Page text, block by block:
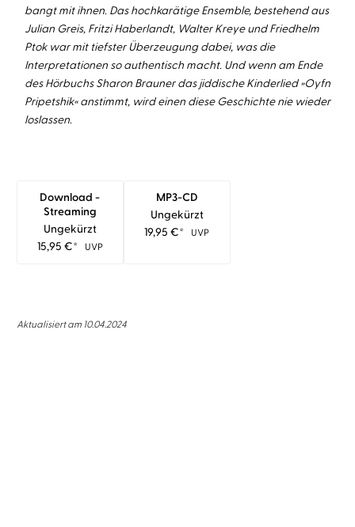
bangt mit ihnen. Das hochkarätige Ensemble, bestehend aus
Julian Greis, Fritzi Haberlandt, Walter Kreye und Friedhelm
Ptok war mit tiefster Überzeugung dabei, was die
Interpretationen so authentisch macht. Und wenn am Ende
des Hörbuchs Sharon Brauner das jiddische Kinderlied »Oyfn
Pripetshik« anstimmt, wird einen diese Geschichte nie wieder
loslassen.
Download -
Streaming
Ungekürzt
15,95 €* UVP
MP3-CD
Ungekürzt
19,95€* UVP
Aktualisiert am 10.04.2024